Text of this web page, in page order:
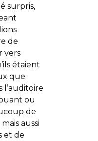
surpris,
de
vers
étaient
que
l’auditoire
ou
de
aussi
et de